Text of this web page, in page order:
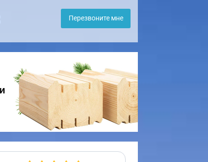
Перезвоните мне